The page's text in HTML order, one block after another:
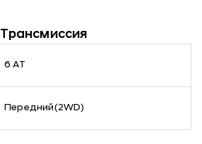
Трансмиссия
6 АТ
Передний(2WD)